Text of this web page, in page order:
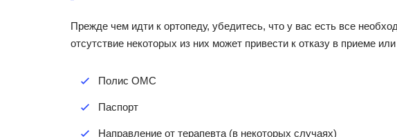
Прежде чем идти к ортопеду, убедитесь, что у вас есть все
отсутствие некоторых из них может привести к отказу в приеме
Полис ОМС
Паспорт
Направление от терапевта (в некоторых случаях)